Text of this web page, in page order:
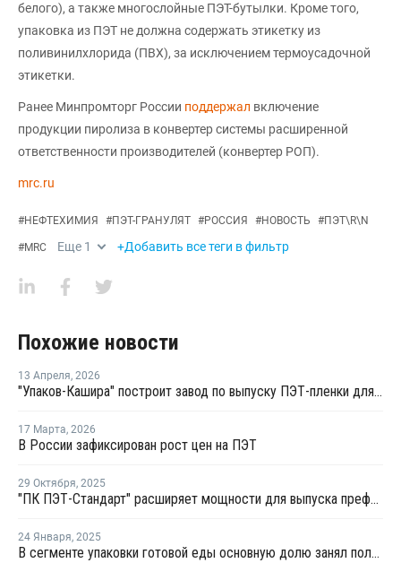
белого), а также многослойные ПЭТ-бутылки. Кроме того,
упаковка из ПЭТ не должна содержать этикетку из
поливинилхлорида (ПВХ), за исключением термоусадочной
этикетки.
Ранее Минпромторг России поддержал включение
продукции пиролиза в конвертер системы расширенной
ответственности производителей (конвертер РОП).
mrc.ru
#НЕФТЕХИМИЯ #ПЭТ-ГРАНУЛЯТ #РОССИЯ #НОВОСТЬ #ПЭТ\R\N
#MRC Еще 1 +Добавить все теги в фильтр
Похожие новости
13 Апреля, 2026
"Упаков-Кашира" построит завод по выпуску ПЭТ-пленки для пищевой упаковки
17 Марта, 2026
В России зафиксирован рост цен на ПЭТ
29 Октября, 2025
"ПК ПЭТ-Стандарт" расширяет мощности для выпуска преформ
24 Января, 2025
В сегменте упаковки готовой еды основную долю занял полипропилен